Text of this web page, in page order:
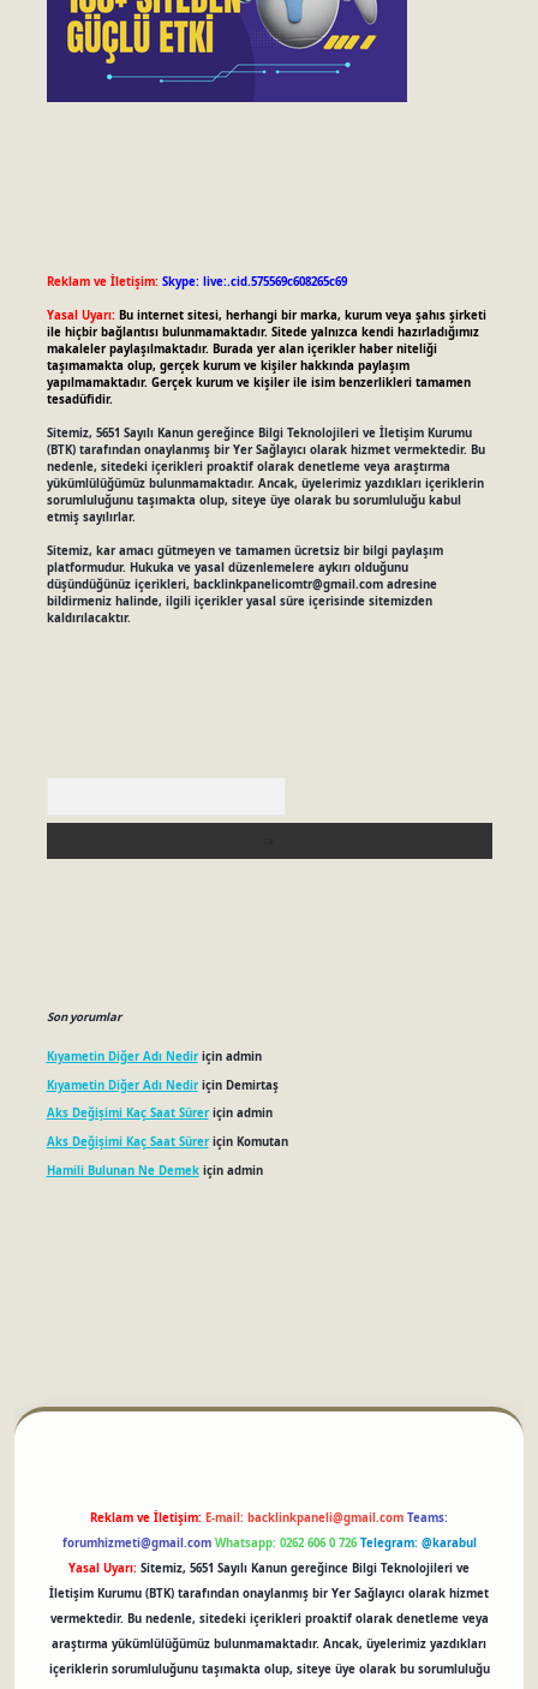
Reklam ve İletişim: Skype: live:.cid.575569c608265c69
Yasal Uyarı: Bu internet sitesi, herhangi bir marka, kurum veya şahıs şirketi
ile hiçbir bağlantısı bulunmamaktadır. Sitede yalnızca kendi hazırladığımız
makaleler paylaşılmaktadır. Burada yer alan içerikler haber niteliği
taşımamakta olup, gerçek kurum ve kişiler hakkında paylaşım
yapılmamaktadır. Gerçek kurum ve kişiler ile isim benzerlikleri tamamen
tesadüfidir.
Sitemiz, 5651 Sayılı Kanun gereğince Bilgi Teknolojileri ve İletişim Kurumu
(BTK) tarafından onaylanmış bir Yer Sağlayıcı olarak hizmet vermektedir. Bu
nedenle, sitedeki içerikleri proaktif olarak denetleme veya araştırma
yükümlülüğümüz bulunmamaktadır. Ancak, üyelerimiz yazdıkları içeriklerin
sorumluluğunu taşımakta olup, siteye üye olarak bu sorumluluğu kabul
etmiş sayılırlar.
Sitemiz, kar amacı gütmeyen ve tamamen ücretsiz bir bilgi paylaşım
platformudur. Hukuka ve yasal düzenlemelere aykırı olduğunu
düşündüğünüz içerikleri, backlinkpanelicomtr@gmail.comadresine
bildirmeniz halinde, ilgili içerikler yasal süre içerisinde sitemizden
kaldırılacaktır.
Son yorumlar
Kıyametin Diğer Adı Nediriçin admin
Kıyametin Diğer Adı Nediriçin Demirtaş
Aks Değişimi Kaç Saat Süreriçin admin
Aks Değişimi Kaç Saat Süreriçin Komutan
Hamili Bulunan Ne Demekiçin admin
Reklam ve İletişim: E-mail: backlinkpaneli@gmail.com Teams:
forumhizmeti@gmail.com Whatsapp: 0262 606 0 726 Telegram: @karabul
Yasal Uyarı: Sitemiz, 5651 Sayılı Kanun gereğince Bilgi Teknolojileri ve
İletişim Kurumu (BTK) tarafından onaylanmış bir Yer Sağlayıcı olarak hizmet
vermektedir. Bu nedenle, sitedeki içerikleri proaktif olarak denetleme veya
araştırma yükümlülüğümüz bulunmamaktadır. Ancak, üyelerimiz yazdıkları
içeriklerin sorumluluğunu taşımakta olup, siteye üye olarak bu sorumluluğu